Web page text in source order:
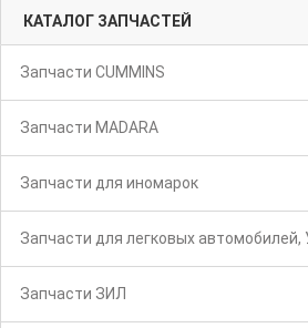
КАТАЛОГ ЗАПЧАСТЕЙ
Запчасти CUMMINS
Запчасти MADARA
Запчасти для иномарок
Запчасти для легковых автомобилей,
Запчасти ЗИЛ